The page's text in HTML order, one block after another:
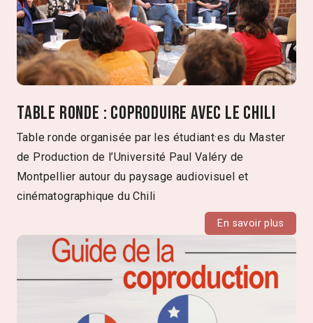
Table Ronde : Coproduire avec le Chili
Table ronde organisée par les étudiant·es du Master
de Production de l’Université Paul Valéry de
Montpellier autour du paysage audiovisuel et
cinématographique du Chili
En savoir plus